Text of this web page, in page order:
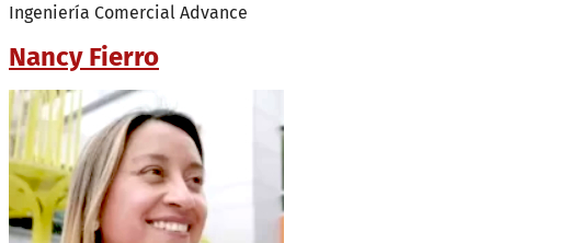
Ingeniería Comercial Advance
Nancy Fierro